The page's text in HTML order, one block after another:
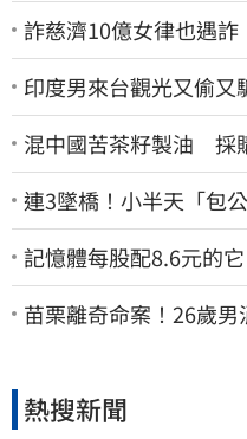
詐慈濟10億女律也遇
印度男來台觀光又偷
混中國苦茶籽製油 採
連3墜橋！小半天「包
記憶體每股配8.6元的
苗栗離奇命案！26歲
熱搜新聞